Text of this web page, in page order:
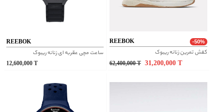
REEBOK
ساعت مچی عقربه ای زنانه ریبوک
12,600,000
REEBOK -50%
کفش تمرین زنانه ریبوک
62,400,000 T 31,200,000